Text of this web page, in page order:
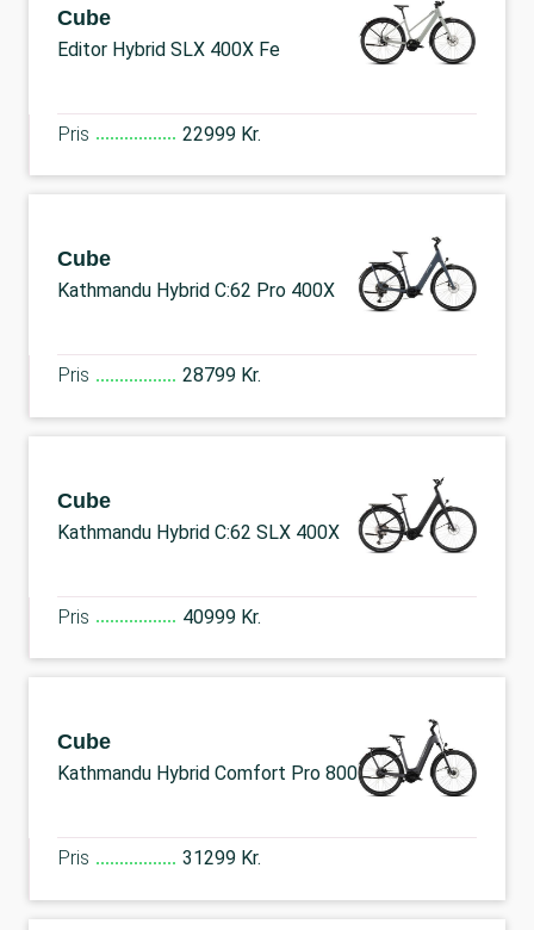
Cube
Editor Hybrid SLX 400X Fe
Pris 22999 Kr.
Cube
Kathmandu Hybrid C:62 Pro 400X
Pris 28799 Kr.
Cube
Kathmandu Hybrid C:62 SLX 400X
Pris 40999 Kr.
Cube
Kathmandu Hybrid Comfort Pro 800
Pris 31299 Kr.